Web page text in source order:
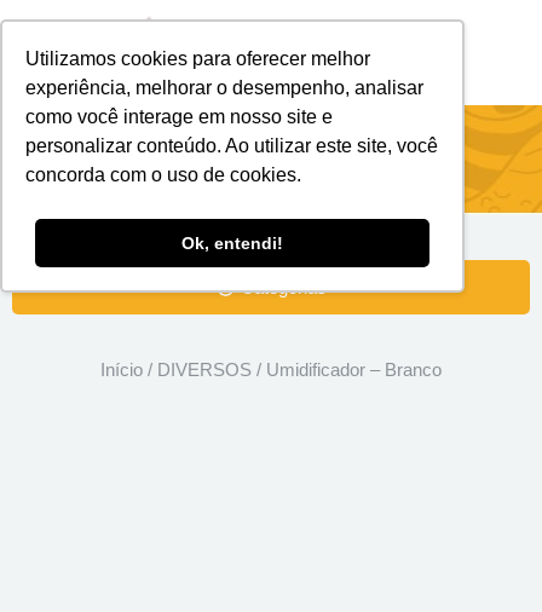
Utilizamos cookies para oferecer melhor
experiência, melhorar o desempenho, analisar
como você interage em nosso site e
personalizar conteúdo. Ao utilizar este site, você
concorda com o uso de cookies.
Ok, entendi!
Umidificador – Branco
Categorias
Início / DIVERSOS / Umidificador – Branco